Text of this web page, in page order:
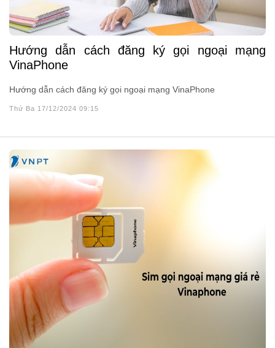
Hướng dẫn cách đăng ký gọi ngoại mạng
VinaPhone
Hướng dẫn cách đăng ký gọi ngoại mạng VinaPhone
Thứ Ba 17/12/2024 09:15